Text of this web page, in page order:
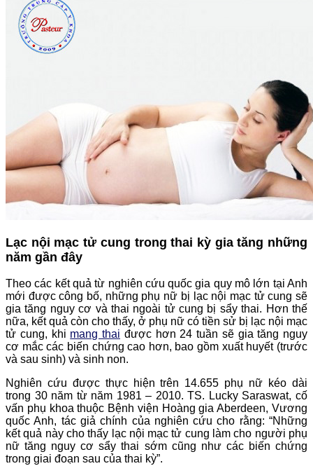
Lạc nội mạc tử cung trong thai kỳ gia tăng những
năm gần đây
Theo các kết quả từ nghiên cứu quốc gia quy mô lớn tại Anh
mới được công bố, những phụ nữ bị lạc nội mạc tử cung sẽ
gia tăng nguy cơ và thai ngoài tử cung bị sẩy thai. Hơn thế
nữa, kết quả còn cho thấy, ở phụ nữ có tiền sử bị lạc nội mạc
tử cung, khi mang thai được hơn 24 tuần sẽ gia tăng nguy
cơ mắc các biến chứng cao hơn, bao gồm xuất huyết (trước
và sau sinh) và sinh non.
Nghiên cứu được thực hiện trên 14.655 phụ nữ kéo dài
trong 30 năm từ năm 1981 – 2010. TS. Lucky Saraswat, cố
vấn phụ khoa thuộc Bệnh viện Hoàng gia Aberdeen, Vương
quốc Anh, tác giả chính của nghiên cứu cho rằng: “Những
kết quả này cho thấy lạc nội mạc tử cung làm cho người phụ
nữ tăng nguy cơ sẩy thai sớm cũng như các biến chứng
trong giai đoạn sau của thai kỳ”.